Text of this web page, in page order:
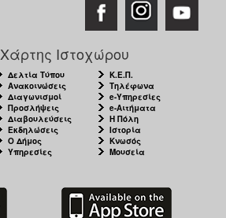
Χάρτης Ιστοχώρου
Δελτία Τύπου
Ανακοινώσεις
Διαγωνισμοί
Προσλήψεις
Διαβουλεύσεις
Εκδηλώσεις
Ο Δήμος
Υπηρεσίες
Κ.Ε.Π.
Τηλέφωνα
e-Υπηρεσίες
e-Αιτήματα
Η Πόλη
Ιστορία
Κνωσός
Μουσεία